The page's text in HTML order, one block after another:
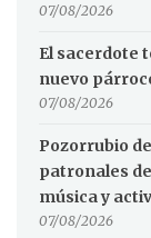
07/08/2026
El sacerdote
nuevo
07/08/2026
Pozorrubio
patronales
música y
07/08/2026